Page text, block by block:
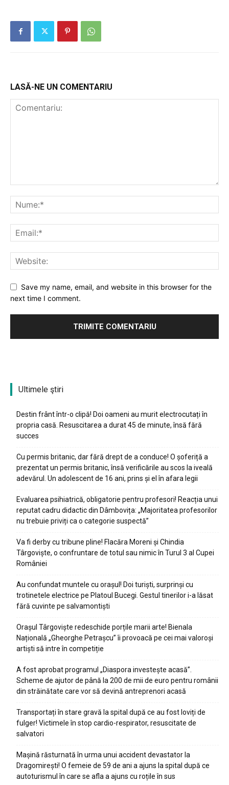
LASĂ-NE UN COMENTARIU
Save my name, email, and website in this browser for the
next time I comment.
Ultimele ştiri
Destin frânt într-o clipă! Doi oameni au murit electrocutați în
propria casă. Resuscitarea a durat 45 de minute, însă fără
succes
Cu permis britanic, dar fără drept de a conduce! O șoferiță a
prezentat un permis britanic, însă verificările au scos la iveală
adevărul. Un adolescent de 16 ani, prins și el în afara legii
Evaluarea psihiatrică, obligatorie pentru profesori! Reacția unui
reputat cadru didactic din Dâmbovița: „Majoritatea profesorilor
nu trebuie priviți ca o categorie suspectă”
Va fi derby cu tribune pline! Flacăra Moreni și Chindia
Târgoviște, o confruntare de totul sau nimic în Turul 3 al Cupei
României
Au confundat muntele cu orașul! Doi turiști, surprinși cu
trotinetele electrice pe Platoul Bucegi. Gestul tinerilor i-a lăsat
fără cuvinte pe salvamontiști
Orașul Târgoviște redeschide porțile marii arte! Bienala
Națională „Gheorghe Petrașcu” îi provoacă pe cei mai valoroși
artiști să intre în competiție
A fost aprobat programul „Diaspora investește acasă”.
Scheme de ajutor de până la 200 de mii de euro pentru românii
din străinătate care vor să devină antreprenori acasă
Transportați în stare gravă la spital după ce au fost loviți de
fulger! Victimele în stop cardio-respirator, resuscitate de
salvatori
Mașină răsturnată în urma unui accident devastator la
Dragomirești! O femeie de 59 de ani a ajuns la spital după ce
autoturismul în care se afla a ajuns cu roțile în sus